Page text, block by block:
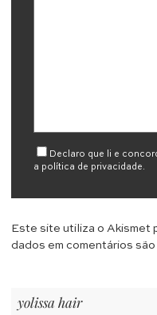
Declaro que li e
a política de privacidade.
Este site utiliza o Akismet
dados em comentários
yolissa hair